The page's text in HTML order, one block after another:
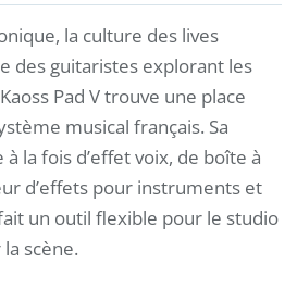
la culture des lives
des guitaristes explorant les
Pad V trouve une place
musical français. Sa
la fois d’effet voix, de boîte à
d’effets pour instruments et
un outil flexible pour le studio
scène.